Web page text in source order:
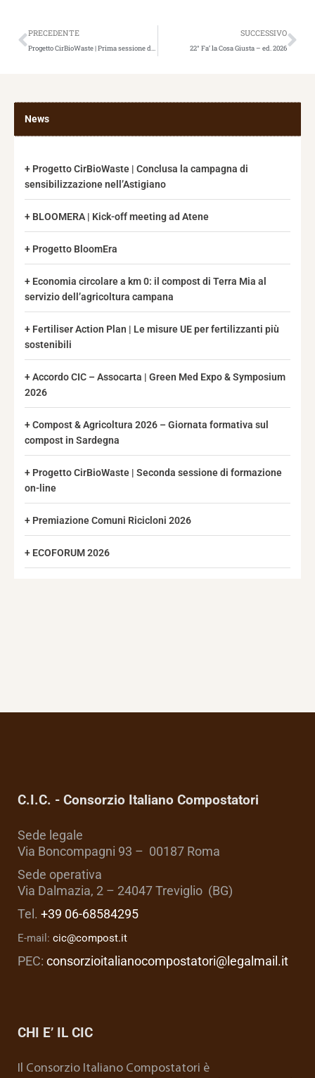
News
Progetto CirBioWaste | Conclusa la campagna di
sensibilizzazione nell’Astigiano
BLOOMERA | Kick-off meeting ad Atene
Progetto BloomEra
Economia circolare a km 0: il compost di Terra Mia al
servizio dell’agricoltura campana
Fertiliser Action Plan | Le misure UE per fertilizzanti più
sostenibili
Accordo CIC – Assocarta | Green Med Expo & Symposium
2026
Compost & Agricoltura 2026 – Giornata formativa sul
compost in Sardegna
Progetto CirBioWaste | Seconda sessione di formazione
on-line
Premiazione Comuni Ricicloni 2026
ECOFORUM 2026
Precedente
PRECEDENTE
Progetto CirBioWaste | Prima sessione di formazione on-line
SUCCESSIVO
22° Fa’ la Cosa Giusta – ed. 2026
C.I.C. - Consorzio Italiano Compostatori
Sede legale
Via Boncompagni 93 – 00187 Roma
Sede operativa
Via Dalmazia, 2 – 24047 Treviglio (BG)
Tel. +39 06-68584295
E-mail: cic@compost.it
PEC: consorzioitalianocompostatori@legalmail.it
CHI E’ IL CIC
Il Consorzio Italiano Compostatori è